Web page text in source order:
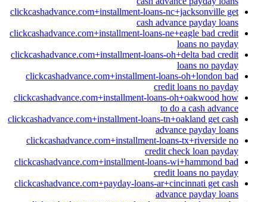
clickcashadvance.com+installment-loans-nc+jacksonville get
cash advance payday loans
clickcashadvance.com+installment-loans-ne+eagle bad credit
loans no payday
clickcashadvance.com+installment-loans-oh+delta bad credit
loans no payday
clickcashadvance.com+installment-loans-oh+london bad
credit loans no payday
clickcashadvance.com+installment-loans-oh+oakwood how
to do a cash advance
clickcashadvance.com+installment-loans-tn+oakland get cash
advance payday loans
clickcashadvance.com+installment-loans-tx+riverside no
credit check loan payday
clickcashadvance.com+installment-loans-wi+hammond bad
credit loans no payday
clickcashadvance.com+payday-loans-ar+cincinnati get cash
advance payday loans